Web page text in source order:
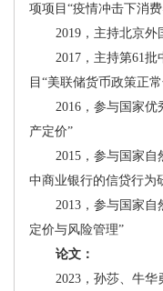
项项目“疫情冲击下消
2019，主持北京
2017，主持第61
目“美联储货币政策正
2016，参与国家
产定价”
2015，参与国家
中商业银行的信贷行为
2013，参与国家自
定价与风险管理”
论文：
2023，孙莎、牛